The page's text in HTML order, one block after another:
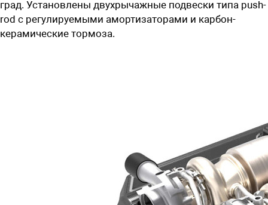
град. Установлены двухрычажные подвески типа push-
rod с регулируемыми амортизаторами и карбон-
керамические тормоза.